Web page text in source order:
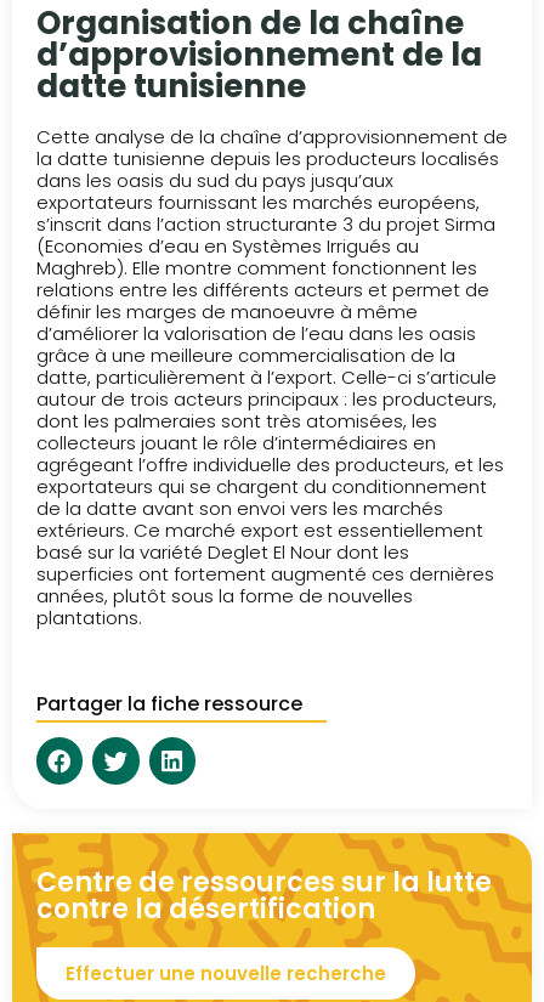
Organisation de la chaîne
d’approvisionnement de la
datte tunisienne
Cette analyse de la chaîne d’approvisionnement de
la datte tunisienne depuis les producteurs localisés
dans les oasis du sud du pays jusqu’aux
exportateurs fournissant les marchés européens,
s’inscrit dans l’action structurante 3 du projet Sirma
(Economies d’eau en Systèmes Irrigués au
Maghreb). Elle montre comment fonctionnent les
relations entre les différents acteurs et permet de
définir les marges de manoeuvre à même
d’améliorer la valorisation de l’eau dans les oasis
grâce à une meilleure commercialisation de la
datte, particulièrement à l’export. Celle-ci s’articule
autour de trois acteurs principaux : les producteurs,
dont les palmeraies sont très atomisées, les
collecteurs jouant le rôle d’intermédiaires en
agrégeant l’offre individuelle des producteurs, et les
exportateurs qui se chargent du conditionnement
de la datte avant son envoi vers les marchés
extérieurs. Ce marché export est essentiellement
basé sur la variété Deglet El Nour dont les
superficies ont fortement augmenté ces dernières
années, plutôt sous la forme de nouvelles
plantations.
Partager la fiche ressource
Centre de ressources sur la lutte
contre la désertification
Effectuer une nouvelle recherche